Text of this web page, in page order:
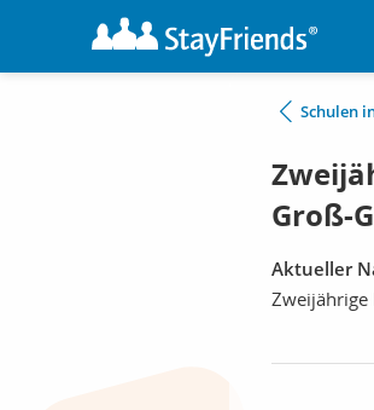
Schulen
Groß-
Aktueller
Zweijährige